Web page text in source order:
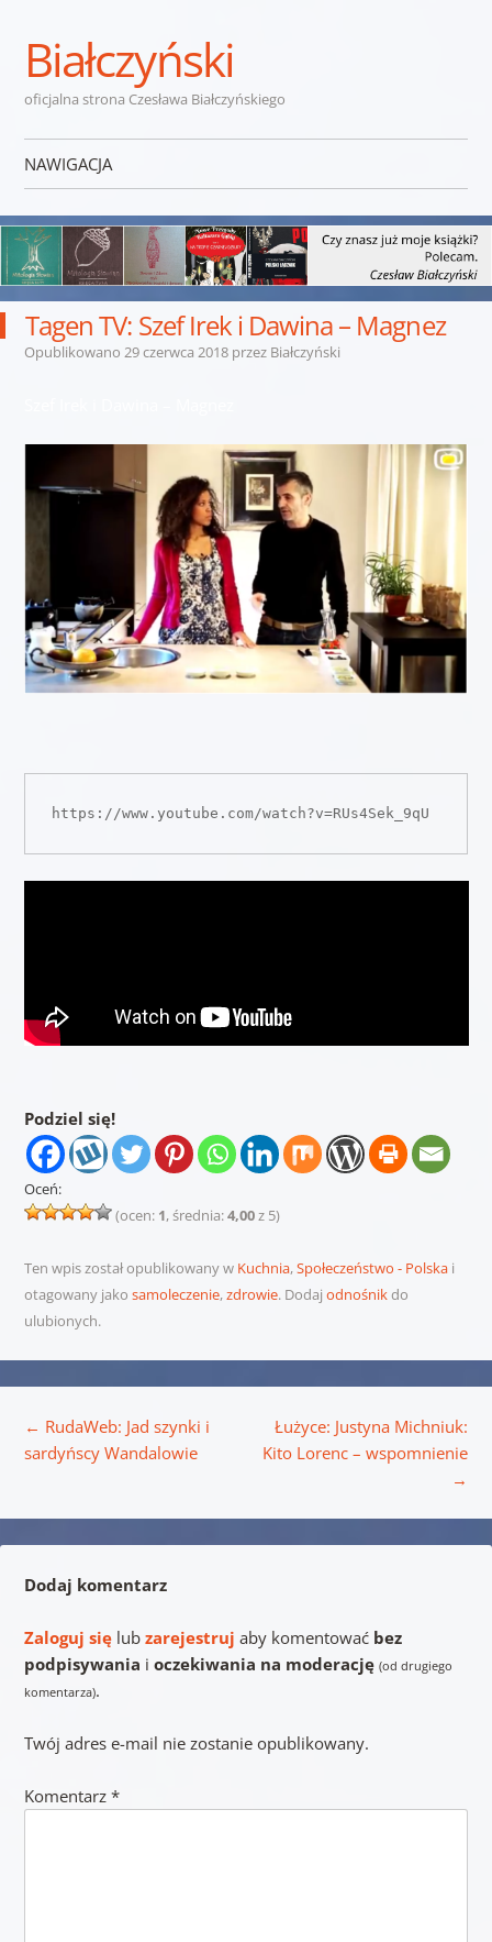
Białczyński
oficjalna strona Czesława Białczyńskiego
NAWIGACJA
Tagen TV: Szef Irek i Dawina – Magnez
Opublikowano 29 czerwca 2018przez Białczyński
https://www.youtube.com/watch?v=RUs4Sek_9qU
Podziel się!
Oceń:
(ocen: 1, średnia:4,00z 5)
Ten wpis został opublikowany w Kuchnia,Społeczeństwo - Polskai
otagowany jako samoleczenie,zdrowie. Dodaj odnośnikdo
ulubionych.
← RudaWeb: Jad szynki i
sardyńscy Wandalowie
Łużyce: Justyna Michniuk:
Kito Lorenc – wspomnienie
→
Dodaj komentarz
Zaloguj sięlub zarejestruj aby komentować bez
podpisywania i oczekiwania na moderację (od drugiego
komentarza).
Twój adres e-mail nie zostanie opublikowany.
Komentarz *